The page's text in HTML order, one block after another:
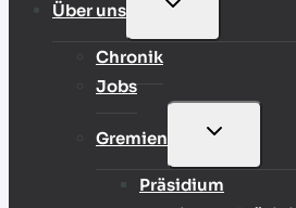
Über uns
Chronik
Jobs
Gremien
UNTERMENÜ
Präsidium